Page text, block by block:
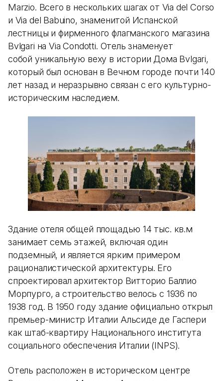
Marzio. Всего в нескольких шагах от Via del Corso
и Via del Babuino, знаменитой Испанской
лестницы и фирменного флагманского магазина
Bvlgari на Via Condotti. Отель знаменует
собой уникальную веху в истории Дома Bvlgari,
который был основан в Вечном городе почти 140
лет назад и неразрывно связан с его культурно-
историческим наследием.
Здание отеля общей площадью 14 тыс. кв.м
занимает семь этажей, включая один
подземный, и является ярким примером
рационалистической архитектуры. Его
спроектировал архитектор Витторио Баллио
Морпурго, а строительство велось с 1936 по
1938 год. В 1950 году здание официально открыл
премьер-министр Италии Альсиде де Гаспери
как штаб-квартиру Национального института
социального обеспечения Италии (INPS).
Отель расположен в историческом центре